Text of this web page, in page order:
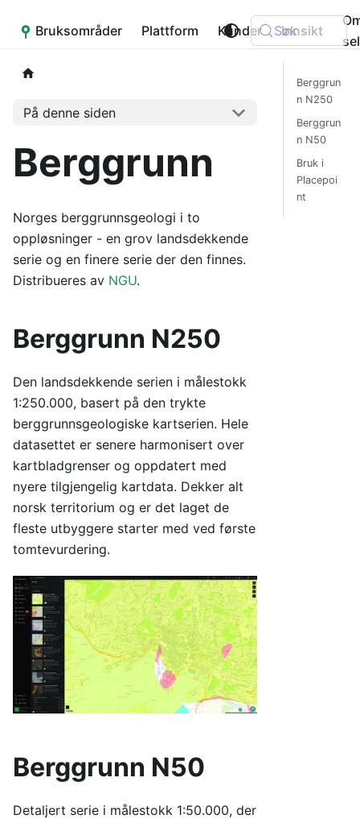
Placepoint
Bruksområder Plattform Kunder Innsikt
Søk
På denne siden
Berggrunn
Norges berggrunnsgeologi i to
oppløsninger - en grov landsdekkende
serie og en finere serie der den finnes.
Distribueres av NGU.
Berggrunn N250
Den landsdekkende serien i målestokk
1:250.000, basert på den trykte
berggrunnsgeologiske kartserien. Hele
datasettet er senere harmonisert over
kartbladgrenser og oppdatert med
nyere tilgjengelig kartdata. Dekker alt
norsk territorium og er det laget de
fleste utbyggere starter med ved første
tomtevurdering.
Berggrunn N50
Detaljert serie i målestokk 1:50.000, der
Berggrun
n N250
Berggrun
n N50
Bruk i
Placepoi
nt